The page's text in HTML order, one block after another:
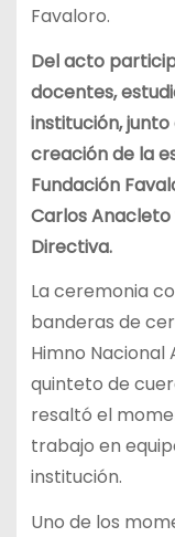
Favaloro.
Del acto
docentes,
institución,
creación de la
Fundación
Carlos
Directiva.
La ceremonia
banderas de
Himno
quinteto de
resaltó el
trabajo en
institución.
Uno de los